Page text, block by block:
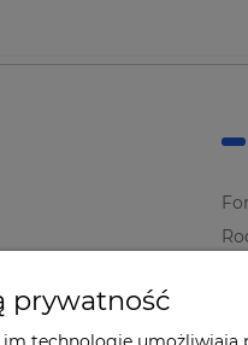
prywatność